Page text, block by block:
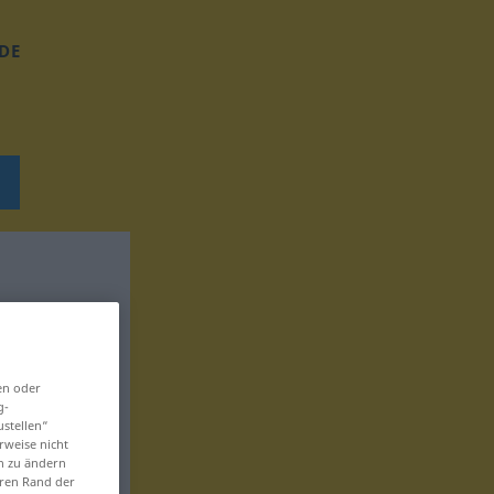
DE
oder
nicht
zu ändern
Rand der